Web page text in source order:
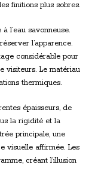
finitions plus sobres.
l’eau savonneuse.
l’apparence.
considérable pour
visiteurs. Le matériau
thermiques.
épaisseurs, de
la rigidité et la
principale, une
visuelle affirmée. Les
créant l’illusion